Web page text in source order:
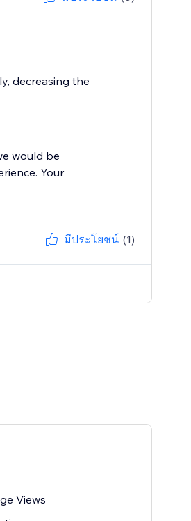
decreasing the
would be
Your
มีประโยชน์ (1)
Views